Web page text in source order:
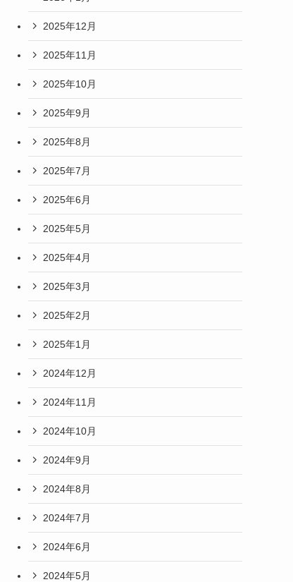
2025年12月
2025年11月
2025年10月
2025年9月
2025年8月
2025年7月
2025年6月
2025年5月
2025年4月
2025年3月
2025年2月
2025年1月
2024年12月
2024年11月
2024年10月
2024年9月
2024年8月
2024年7月
2024年6月
2024年5月